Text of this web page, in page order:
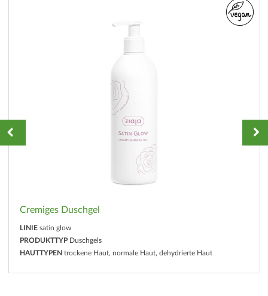
Cremiges Duschgel
LINIE satin glow
PRODUKTTYP Duschgels
HAUTTYPEN trockene Haut, normale Haut, dehydrierte Haut